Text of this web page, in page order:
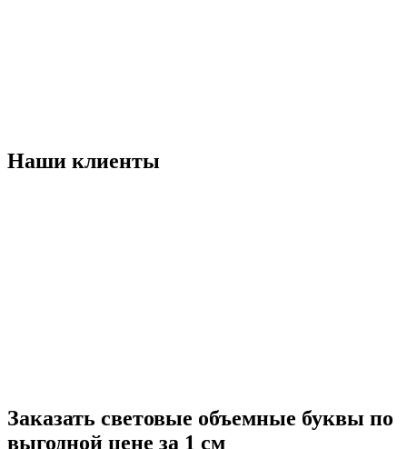
Наши клиенты
Заказать световые объемные буквы по
выгодной цене за 1 см